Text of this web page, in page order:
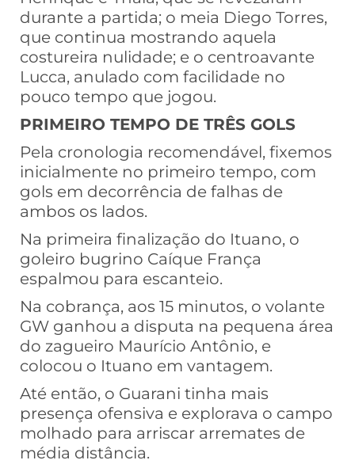
durante a partida; o meia Diego Torres,
que continua mostrando aquela
costureira nulidade; e o centroavante
Lucca, anulado com facilidade no
pouco tempo que jogou.
PRIMEIRO TEMPO DE TRÊS GOLS
Pela cronologia recomendável, fixemos
inicialmente no primeiro tempo, com
gols em decorrência de falhas de
ambos os lados.
Na primeira finalização do Ituano, o
goleiro bugrino Caíque França
espalmou para escanteio.
Na cobrança, aos 15 minutos, o volante
GW ganhou a disputa na pequena área
do zagueiro Maurício Antônio, e
colocou o Ituano em vantagem.
Até então, o Guarani tinha mais
presença ofensiva e explorava o campo
molhado para arriscar arremates de
média distância.